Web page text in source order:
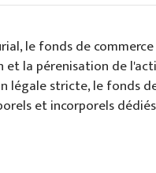
le fonds de
la pérenisation de
légale stricte, le fonds
et incorporels